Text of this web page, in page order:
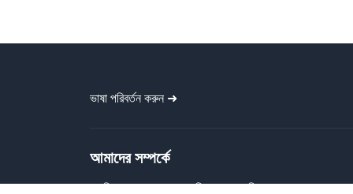
ভাষা পরিবর্তন করুন ➜
আমাদের সম্পর্কে
গ্রাফিক বাংলা প্রত্যেককে বিনামূল্যে গ্রাফিক